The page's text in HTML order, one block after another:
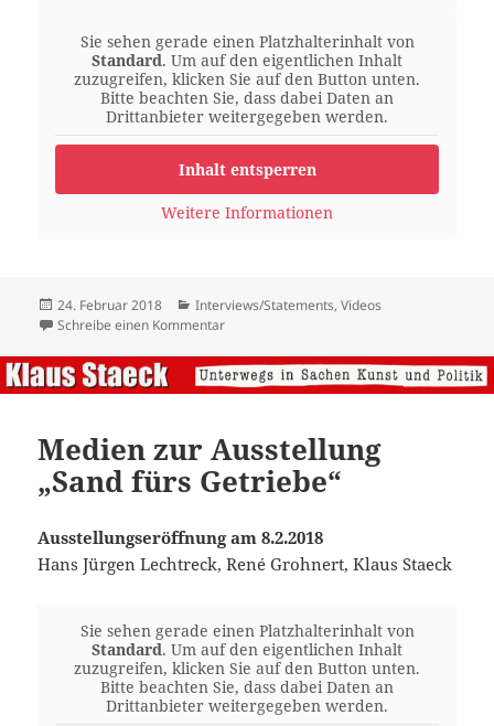
Sie sehen gerade einen Platzhalterinhalt von
Standard. Um auf den eigentlichen Inhalt
zuzugreifen, klicken Sie auf den Button unten.
Bitte beachten Sie, dass dabei Daten an
Drittanbieter weitergegeben werden.
Inhalt entsperren
Weitere Informationen
Veröffentlicht
am
24. Februar 2018 Kategorien
Interviews/Statements,Videos
Schreibe einen Kommentarzu David hat immer eine Chance gegen
Medien zur Ausstellung
„Sand fürs Getriebe“
Ausstellungseröffnung am 8.2.2018
Hans Jürgen Lechtreck, René Grohnert, Klaus Staeck
Sie sehen gerade einen Platzhalterinhalt von
Standard. Um auf den eigentlichen Inhalt
zuzugreifen, klicken Sie auf den Button unten.
Bitte beachten Sie, dass dabei Daten an
Drittanbieter weitergegeben werden.